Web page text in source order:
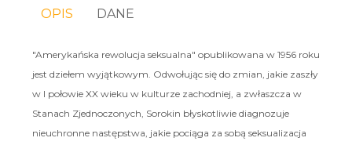
OPIS DANE
"Amerykańska rewolucja seksualna" opublikowana w 1956 roku
jest dziełem wyjątkowym. Odwołując się do zmian, jakie zaszły
w I połowie XX wieku w kulturze zachodniej, a zwłaszcza w
Stanach Zjednoczonych, Sorokin błyskotliwie diagnozuje
nieuchronne następstwa, jakie pociąga za sobą seksualizacja